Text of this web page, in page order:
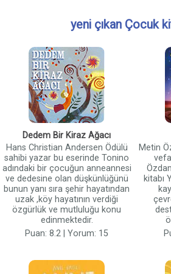
yeni çıkan Çocuk
Dedem Bir Kiraz Ağacı
Hans Christian Andersen Ödülü
sahibi yazar bu eserinde Tonino
adındaki bir çocuğun anneannesi
ve dedesine olan düşkünlüğünü
bunun yanı sıra şehir hayatından
uzak ,köy hayatının verdiği
özgürlük ve mutluluğu konu
edinmektedir.
Puan: 8.2 | Yorum: 15
Metin
kitabı